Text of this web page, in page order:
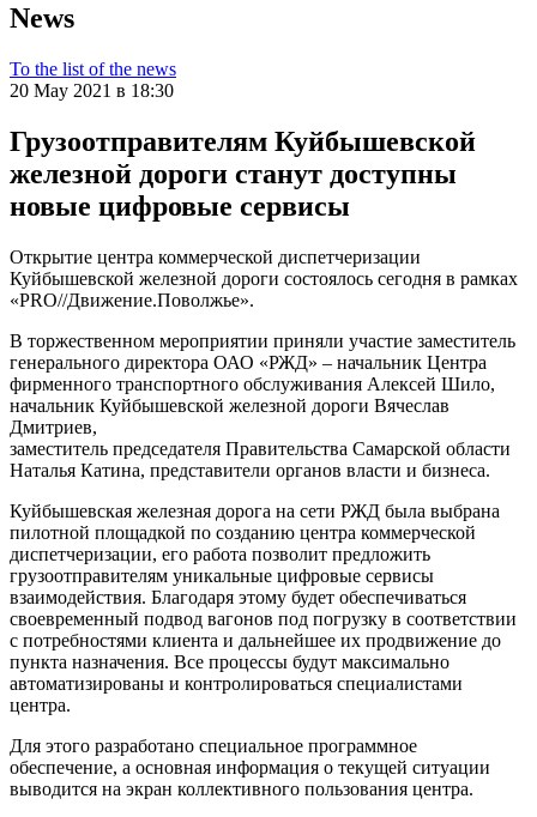
News
To the list of the news
20 May 2021 в 18:30
Грузоотправителям Куйбышевской
железной дороги станут доступны
новые цифровые сервисы
Открытие центра коммерческой диспетчеризации
Куйбышевской железной дороги состоялось сегодня в рамках
«PRO//Движение.Поволжье».
В торжественном мероприятии приняли участие заместитель
генерального директора ОАО «РЖД» – начальник Центра
фирменного транспортного обслуживания Алексей Шило,
начальник Куйбышевской железной дороги Вячеслав
Дмитриев,
заместитель председателя Правительства Самарской области
Наталья Катина, представители органов власти и бизнеса.
Куйбышевская железная дорога на сети РЖД была выбрана
пилотной площадкой по созданию центра коммерческой
диспетчеризации, его работа позволит предложить
грузоотправителям уникальные цифровые сервисы
взаимодействия. Благодаря этому будет обеспечиваться
своевременный подвод вагонов под погрузку в соответствии
с потребностями клиента и дальнейшее их продвижение до
пункта назначения. Все процессы будут максимально
автоматизированы и контролироваться специалистами
центра.
Для этого разработано специальное программное
обеспечение, а основная информация о текущей ситуации
выводится на экран коллективного пользования центра.